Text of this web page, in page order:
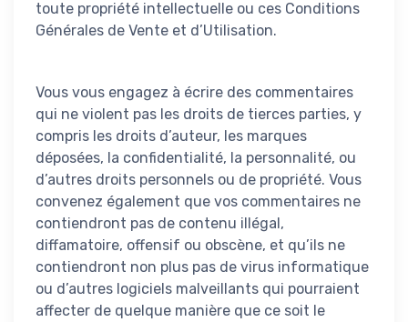
toute propriété intellectuelle ou ces Conditions
Générales de Vente et d’Utilisation.
Vous vous engagez à écrire des commentaires
qui ne violent pas les droits de tierces parties, y
compris les droits d’auteur, les marques
déposées, la confidentialité, la personnalité, ou
d’autres droits personnels ou de propriété. Vous
convenez également que vos commentaires ne
contiendront pas de contenu illégal,
diffamatoire, offensif ou obscène, et qu’ils ne
contiendront non plus pas de virus informatique
ou d’autres logiciels malveillants qui pourraient
affecter de quelque manière que ce soit le